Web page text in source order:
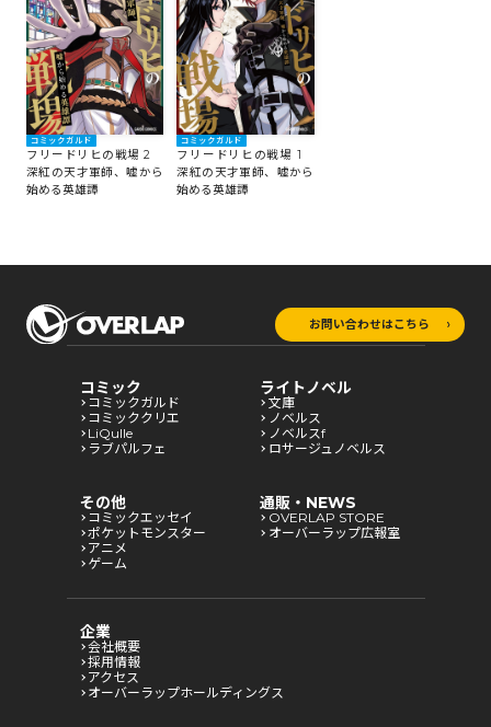
コミックガルド
フリードリヒの戦場 2
深紅の天才軍師、嘘から
始める英雄譚
コミックガルド
フリードリヒの戦場 1
深紅の天才軍師、嘘から
始める英雄譚
お問い合わせはこちら
コミック
コミックガルド
コミッククリエ
LiQulle
ラブパルフェ
ライトノベル
文庫
ノベルス
ノベルスf
ロサージュノベルス
その他
コミックエッセイ
ポケットモンスター
アニメ
ゲーム
通販・NEWS
OVERLAP STORE
オーバーラップ広報室
企業
会社概要
採用情報
アクセス
オーバーラップホールディングス